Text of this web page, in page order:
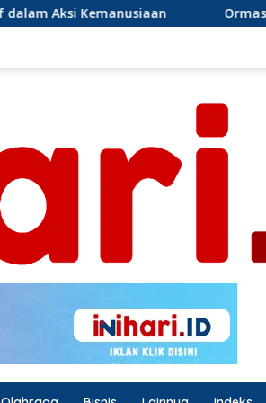
Ormas Laskar Lampung dan